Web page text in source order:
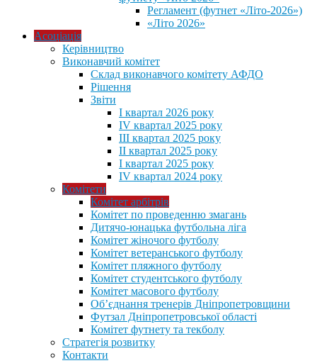
Регламент (футнет «Літо-2026»)
«Літо 2026»
Асоціація
Керівництво
Виконавчий комітет
Склад виконавчого комітету АФДО
Рішення
Звіти
I квартал 2026 року
IV квартал 2025 року
III квартал 2025 року
II квартал 2025 року
I квартал 2025 року
IV квартал 2024 року
Комітети
Комітет арбітрів
Комітет по проведенню змагань
Дитячо-юнацька футбольна ліга
Комітет жіночого футболу
Комітет ветеранського футболу
Комітет пляжного футболу
Комітет студентського футболу
Комітет масового футболу
Обʼєднання тренерів Дніпропетровщини
Футзал Дніпропетровської області
Комітет футнету та текболу
Стратегія розвитку
Контакти